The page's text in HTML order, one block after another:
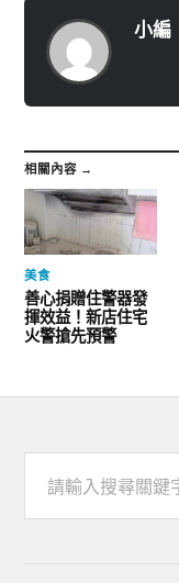
小編
相關內容 →
美食
善心捐贈住警器發
揮效益！新店住宅
火警搶先預警